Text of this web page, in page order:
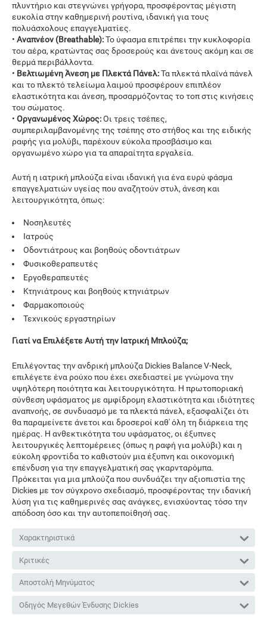
πλυντήριο και στεγνώνει γρήγορα, προσφέροντας μέγιστη
ευκολία στην καθημερινή ρουτίνα, ιδανική για τους
πολυάσχολους επαγγελματίες.
• Αναπνέον (Breathable):Το ύφασμα επιτρέπει την κυκλοφορία
του αέρα, κρατώντας σας δροσερούς και άνετους ακόμη και σε
θερμά περιβάλλοντα.
• Βελτιωμένη Άνεση με Πλεκτά Πάνελ:Τα πλεκτά πλαϊνά πάνελ
και το πλεκτό τελείωμα λαιμού προσφέρουν επιπλέον
ελαστικότητα και άνεση, προσαρμόζοντας το τοπ στις κινήσεις
του σώματος.
• Οργανωμένος Χώρος:Οι τρεις τσέπες,
συμπεριλαμβανομένης της τσέπης στο στήθος και της ειδικής
ραφής για μολύβι, παρέχουν εύκολα προσβάσιμο και
οργανωμένο χώρο για τα απαραίτητα εργαλεία.
Αυτή η ιατρική μπλούζα είναι ιδανική για ένα ευρύ φάσμα
επαγγελματιών υγείας που αναζητούν στυλ, άνεση και
λειτουργικότητα, όπως:
Νοσηλευτές
Ιατρούς
Οδοντιάτρους και βοηθούς οδοντιάτρων
Φυσικοθεραπευτές
Εργοθεραπευτές
Κτηνιάτρους και βοηθούς κτηνιάτρων
Φαρμακοποιούς
Τεχνικούς εργαστηρίων
Γιατί να Επιλέξετε Αυτή την Ιατρική Μπλούζα;
Επιλέγοντας την ανδρική μπλούζα Dickies Balance V-Neck,
επιλέγετε ένα ρούχο που έχει σχεδιαστεί με γνώμονα την
υψηλότερη ποιότητα και λειτουργικότητα. Η πρωτοποριακή
σύνθεση υφάσματος με αμφίδρομη ελαστικότητα και ιδιότητες
αναπνοής, σε συνδυασμό με τα πλεκτά πάνελ, εξασφαλίζει ότι
θα παραμείνετε άνετοι και δροσεροί καθ' όλη τη διάρκεια της
ημέρας. Η ανθεκτικότητα του υφάσματος, οι έξυπνες
λειτουργικές λεπτομέρειες (όπως η ραφή για μολύβι) και η
εύκολη φροντίδα το καθιστούν μια έξυπνη και οικονομική
επένδυση για την επαγγελματική σας γκαρνταρόμπα.
Πρόκειται για μια μπλούζα που συνδυάζει την αξιοπιστία της
Dickies με τον σύγχρονο σχεδιασμό, προσφέροντας την ιδανική
λύση για τις καθημερινές σας ανάγκες, ενισχύοντας τόσο την
απόδοση όσο και την αυτοπεποίθησή σας.
Χαρακτηριστικά
Κριτικές
Αποστολή Μηνύματος
Οδηγός Μεγεθών Ένδυσης Dickies